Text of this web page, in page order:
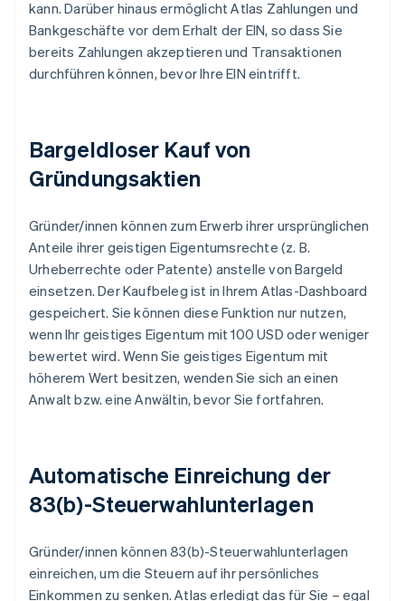
kann. Darüber hinaus ermöglicht Atlas Zahlungen und
Bankgeschäfte vor dem Erhalt der EIN, so dass Sie
bereits Zahlungen akzeptieren und Transaktionen
durchführen können, bevor Ihre EIN eintrifft.
Bargeldloser Kauf von
Gründungsaktien
Gründer/innen können zum Erwerb ihrer ursprünglichen
Anteile ihrer geistigen Eigentumsrechte (z. B.
Urheberrechte oder Patente) anstelle von Bargeld
einsetzen. Der Kaufbeleg ist in Ihrem Atlas-Dashboard
gespeichert. Sie können diese Funktion nur nutzen,
wenn Ihr geistiges Eigentum mit 100 USD oder weniger
bewertet wird. Wenn Sie geistiges Eigentum mit
höherem Wert besitzen, wenden Sie sich an einen
Anwalt bzw. eine Anwältin, bevor Sie fortfahren.
Automatische Einreichung der
83(b)-Steuerwahlunterlagen
Gründer/innen können 83(b)-Steuerwahlunterlagen
einreichen, um die Steuern auf ihr persönliches
Einkommen zu senken. Atlas erledigt das für Sie – egal